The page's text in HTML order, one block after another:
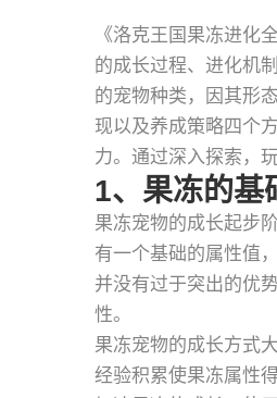
《洛克王国果冻进化
的成长过程、进化机
的宠物种类，因其形
现以及养成策略四个
力。通过深入探索，
1、果冻的基
果冻宠物的成长起步
有一个基础的属性值
并没有过于突出的优
性。
果冻宠物的成长方式
经验积累使果冻属性